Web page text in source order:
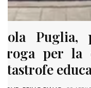
Puglia,
per la